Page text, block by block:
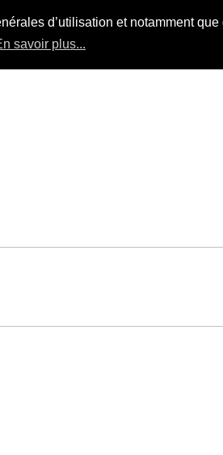
d’utilisation et notamment
savoir plus...